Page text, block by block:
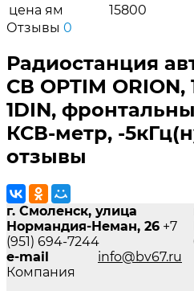
цена ям
15800
Отзывы 0
Радиостанция
СВ OPTIM ORION,
1DIN,
КСВ-метр, -
отзывы
г. Смоленск, улица
Нормандия-Неман, 26 +7
(951) 694-7244
e-mail
info@bv67.ru
Компания